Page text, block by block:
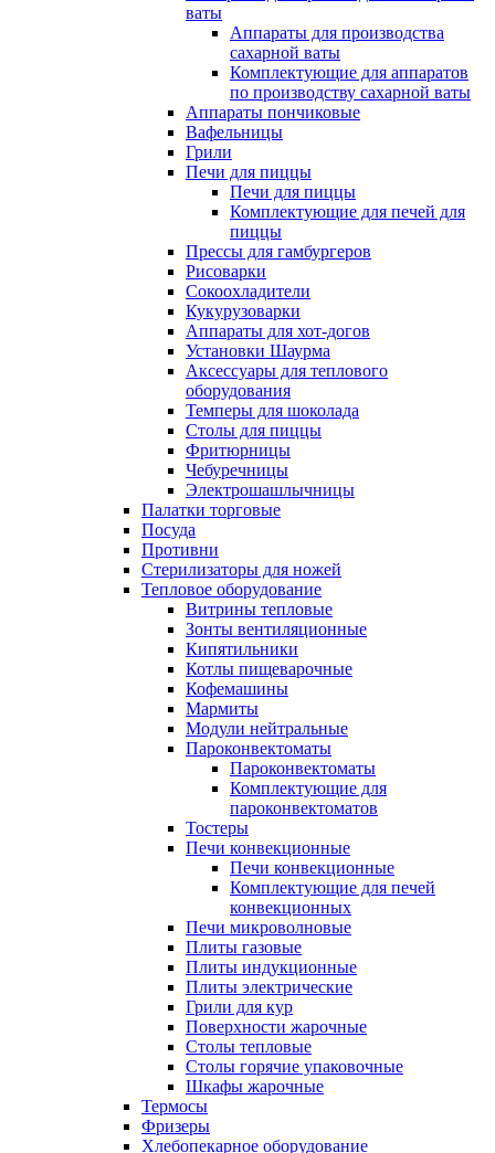
ваты
Аппараты для производства
сахарной ваты
Комплектующие для аппаратов
по производству сахарной ваты
Аппараты пончиковые
Вафельницы
Грили
Печи для пиццы
Печи для пиццы
Комплектующие для печей для
пиццы
Прессы для гамбургеров
Рисоварки
Сокоохладители
Кукурузоварки
Аппараты для хот-догов
Установки Шаурма
Аксессуары для теплового
оборудования
Темперы для шоколада
Столы для пиццы
Фритюрницы
Чебуречницы
Электрошашлычницы
Палатки торговые
Посуда
Противни
Стерилизаторы для ножей
Тепловое оборудование
Витрины тепловые
Зонты вентиляционные
Кипятильники
Котлы пищеварочные
Кофемашины
Мармиты
Модули нейтральные
Пароконвектоматы
Пароконвектоматы
Комплектующие для
пароконвектоматов
Тостеры
Печи конвекционные
Печи конвекционные
Комплектующие для печей
конвекционных
Печи микроволновые
Плиты газовые
Плиты индукционные
Плиты электрические
Грили для кур
Поверхности жарочные
Столы тепловые
Столы горячие упаковочные
Шкафы жарочные
Термосы
Фризеры
Хлебопекарное оборудование